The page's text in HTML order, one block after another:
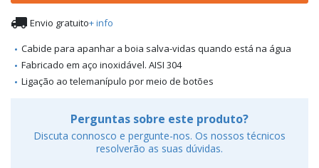
 Envio gratuito+ info
Cabide para apanhar a boia salva-vidas quando está na água
Fabricado em aço inoxidável. AISI 304
Ligação ao telemanípulo por meio de botões
Perguntas sobre este produto?
Discuta connosco e pergunte-nos. Os nossos técnicos
resolverão as suas dúvidas.